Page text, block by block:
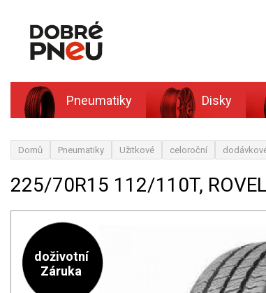
Pneumatiky Disky
Domů Pneumatiky Užitkové celoroční
225/70R15 112/110T,
doživotní
Záruka